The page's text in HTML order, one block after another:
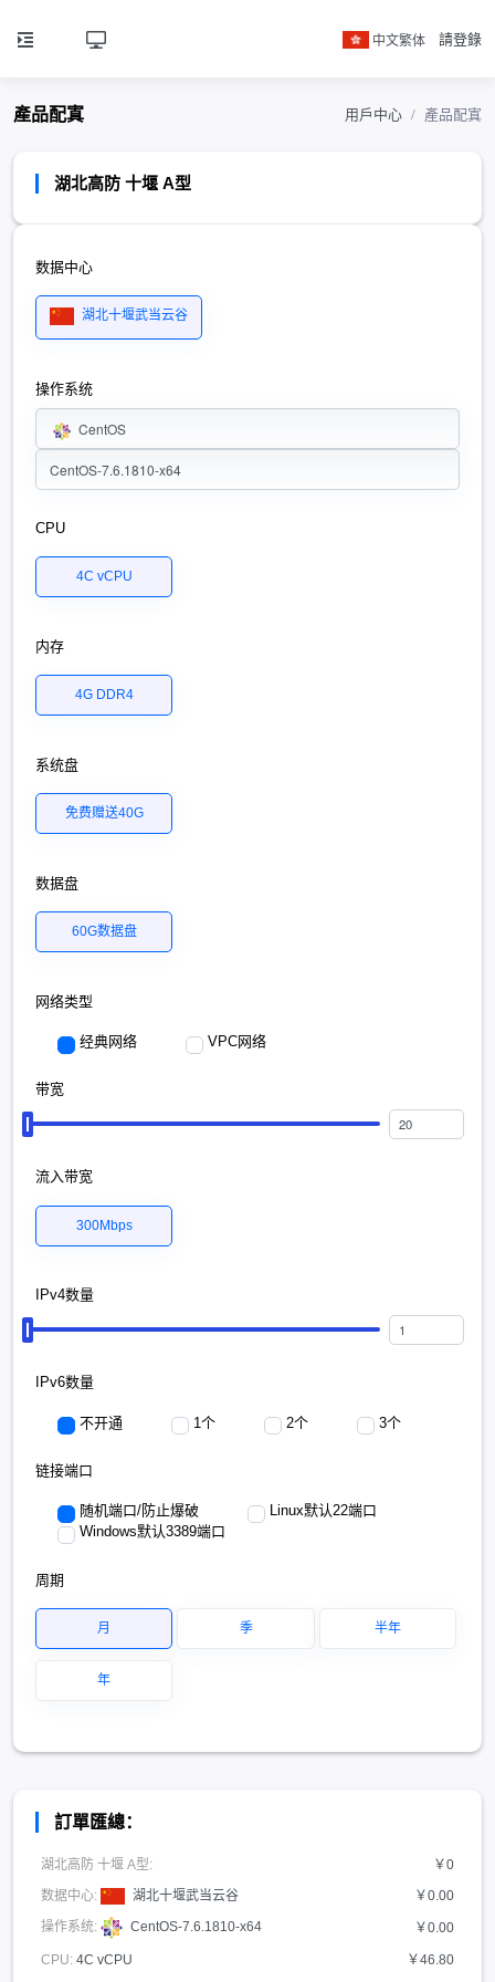
中文繁体 請登錄
產品配寘 用戶中心 產品配寘
湖北高防 十堰 A型
数据中心
湖北十堰武当云谷
操作系统
CentOS
CentOS-7.6.1810-x64
CPU
4C vCPU
内存
4G DDR4
系统盘
免费赠送40G
数据盘
60G数据盘
网络类型
经典网络 VPC网络
带宽
流入带宽
300Mbps
IPv4数量
IPv6数量
不开通 1个 2个 3个
链接端口
随机端口/防止爆破
Linux默认22端口
Windows默认3389端口
周期
月 季 半年
年
訂單匯總：
湖北高防 十堰 A型:
￥0
数据中心:
湖北十堰武当云谷 ￥0.00
操作系统: CentOS-7.6.1810-x64 ￥0.00
CPU: 4C vCPU ￥46.80